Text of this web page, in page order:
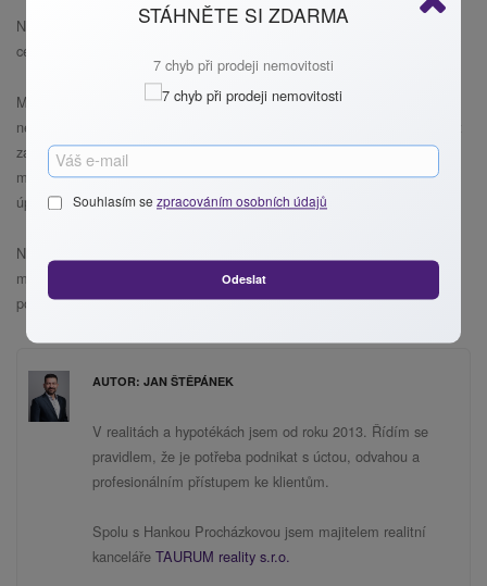
Nakonec se každý dříve či později dostane k tomu, že začne snižovat
cenu. Ani na tom není nic špatného, když to udělá rozumně.
Možní kupující, když surfují po inzerátech, mají ve zvyku všímat si
nemovitostí, které vyčnívají z průměru. Takže si předraženou nemovitost
zapamatují. Stejně rychle zareagují i na změnu její ceny. Ale jestli si
myslíte, že poběží k telefonu dohodnout si prohlídku, nemusí to být tak
úplně pravda. Mohou vyčkávat, kolik ještě z ceny půjde dolů.
Není proto vůbec od věci prokonzultovat startovací prodejní cenu s
makléřem, který má k dispozici databázi skutečných prodejních cen
podobných nemovitostí.
AUTOR: JAN ŠTĚPÁNEK
V realitách a hypotékách jsem od roku 2013. Řídím se
pravidlem, že je potřeba podnikat s úctou, odvahou a
profesionálním přístupem ke klientům.
Spolu s Hankou Procházkovou jsem majitelem realitní
kancelářeTAURUM reality s.r.o.
STÁHNĚTE SI ZDARMA
7 chyb při prodeji nemovitosti
Souhlasím se zpracováním osobních údajů
Odeslat